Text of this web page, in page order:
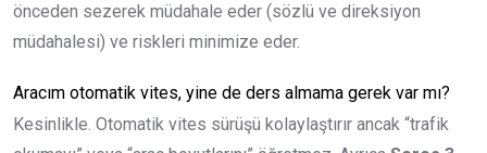
önceden sezerek müdahale eder (sözlü ve direksiyon
müdahalesi) ve riskleri minimize eder.
Aracım otomatik vites, yine de ders almama gerek var mı?
Kesinlikle. Otomatik vites sürüşü kolaylaştırır ancak “trafik